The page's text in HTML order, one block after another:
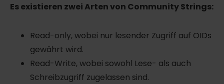
Es existieren zwei Arten von Community Strings:
Read-only, wobei nur lesender Zugriff auf OIDs
gewährt wird.
Read-Write, wobei sowohl Lese- als auch
Schreibzugriff zugelassen sind.